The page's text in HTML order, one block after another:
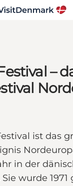
–
ist das
in der
wurde